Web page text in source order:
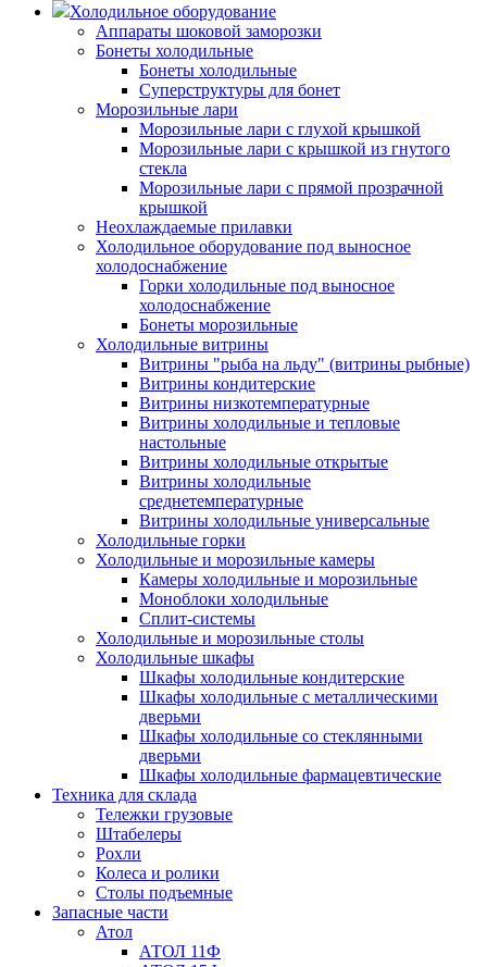
Холодильное оборудование
Аппараты шоковой заморозки
Бонеты холодильные
Бонеты холодильные
Суперструктуры для бонет
Морозильные лари
Морозильные лари с глухой крышкой
Морозильные лари с крышкой из гнутого
стекла
Морозильные лари с прямой прозрачной
крышкой
Неохлаждаемые прилавки
Холодильное оборудование под выносное
холодоснабжение
Горки холодильные под выносное
холодоснабжение
Бонеты морозильные
Холодильные витрины
Витрины "рыба на льду" (витрины рыбные)
Витрины кондитерские
Витрины низкотемпературные
Витрины холодильные и тепловые
настольные
Витрины холодильные открытые
Витрины холодильные
среднетемпературные
Витрины холодильные универсальные
Холодильные горки
Холодильные и морозильные камеры
Камеры холодильные и морозильные
Моноблоки холодильные
Сплит-системы
Холодильные и морозильные столы
Холодильные шкафы
Шкафы холодильные кондитерские
Шкафы холодильные с металлическими
дверьми
Шкафы холодильные со стеклянными
дверьми
Шкафы холодильные фармацевтические
Техника для склада
Тележки грузовые
Штабелеры
Рохли
Колеса и ролики
Столы подъемные
Запасные части
Атол
АТОЛ 11Ф